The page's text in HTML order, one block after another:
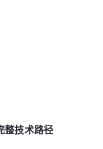
技术路径